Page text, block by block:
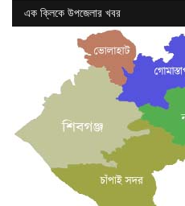
এক ক্লিকে উপজেলার খবর